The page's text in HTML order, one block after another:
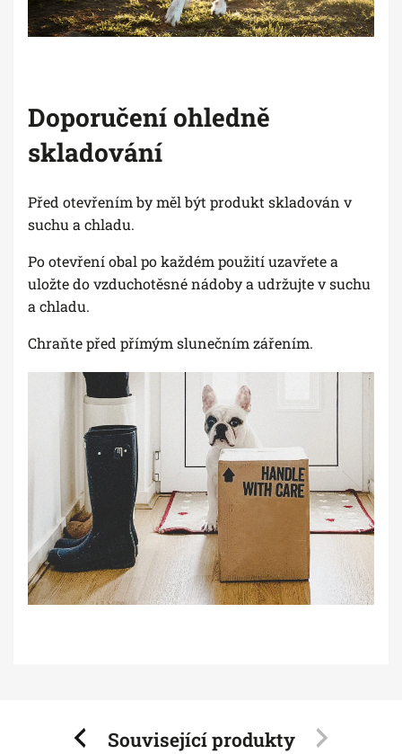
Doporučení ohledně
skladování
Před otevřením by měl být produkt skladován v
suchu a chladu.
Po otevření obal po každém použití uzavřete a
uložte do vzduchotěsné nádoby a udržujte v suchu
a chladu.
Chraňte před přímým slunečním zářením.
Související produkty
Previous Next